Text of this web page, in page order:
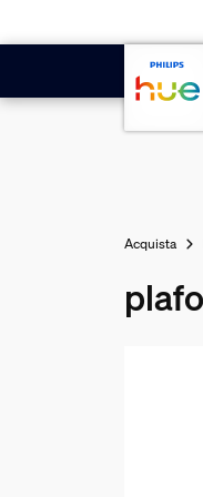
Acquista